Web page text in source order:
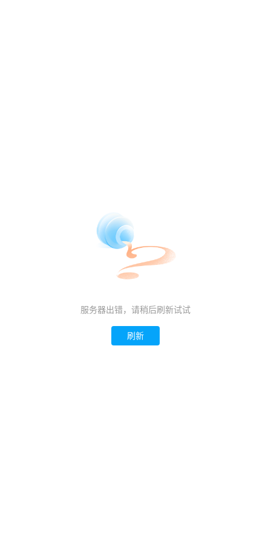
服务器出错，请稍后刷新试试
刷新